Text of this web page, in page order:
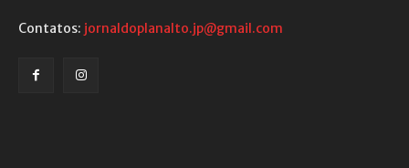
Contatos: jornaldoplanalto.jp@gmail.com